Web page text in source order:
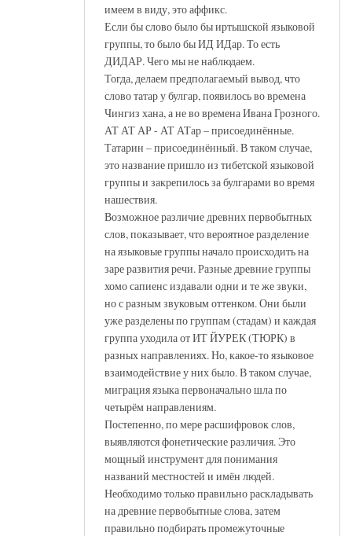
имеем в виду, это аффикс.
Если бы слово было бы иртышской языковой
группы, то было бы ИД ИДар. То есть
ДИДАР. Чего мы не наблюдаем.
Тогда, делаем предполагаемый вывод, что
слово татар у булгар, появилось во времена
Чингиз хана, а не во времена Ивана Грозного.
АТ АТ АР - АТ АТар – присоединённые.
Татарин – присоединённый. В таком случае,
это название пришло из тибетской языковой
группы и закрепилось за булгарами во время
нашествия.
Возможное различие древних первобытных
слов, показывает, что вероятное разделение
на языковые группы начало происходить на
заре развития речи. Разные древние группы
хомо сапиенс издавали одни и те же звуки,
но с разным звуковым оттенком. Они были
уже разделены по группам (стадам) и каждая
группа уходила от ИТ ЙУРЕК (ТЮРК) в
разных направлениях. Но, какое-то языковое
взаимодействие у них было. В таком случае,
миграция языка первоначально шла по
четырём направлениям.
Постепенно, по мере расшифровок слов,
выявляются фонетические различия. Это
мощный инструмент для понимания
названий местностей и имён людей.
Необходимо только правильно раскладывать
на древние первобытные слова, затем
правильно подбирать промежуточные